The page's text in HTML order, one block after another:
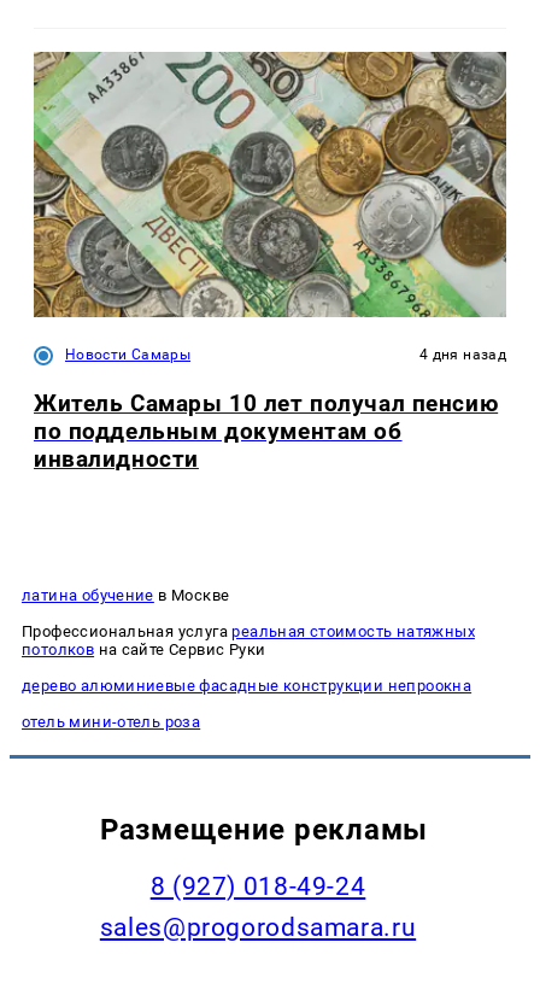
Новости Самары 4 дня назад
Житель Самары 10 лет получал пенсию
по поддельным документам об
инвалидности
латина обучение в Москве
Профессиональная услугареальная стоимость натяжных
потолков на сайте Сервис Руки
дерево алюминиевые фасадные конструкции непроокна
отель мини-отель роза
Размещение рекламы
8 (927) 018-49-24
sales@progorodsamara.ru